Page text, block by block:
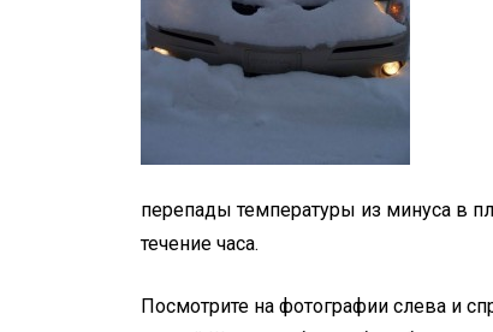
перепады температуры из минуса в
течение часа.
Посмотрите на фотографии слева и
Happy Birthday,
Main Thing is that
EXIST! С ДНЁМ
April 22, 2026 0 4